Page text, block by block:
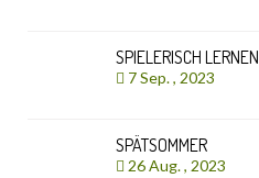
SPIELERISCH LERNEN
7 Sep. , 2023
SPÄTSOMMER
26 Aug. , 2023